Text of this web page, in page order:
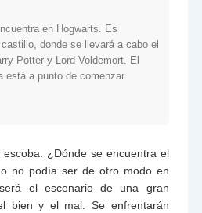
en Hogwarts. Es
donde se llevará a cabo el
Potter y Lord Voldemort. El
está a punto de comenzar.
¿Dónde se encuentra el
no podía ser de otro modo en
el escenario de una gran
bien y el mal. Se enfrentarán